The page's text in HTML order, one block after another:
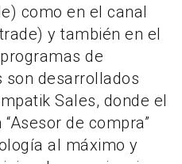
como en el canal
y también en el
de
son desarrollados
Sales, donde el
de compra”
al máximo y